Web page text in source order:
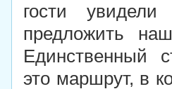
гости
предложить
Единственный
это маршрут, в